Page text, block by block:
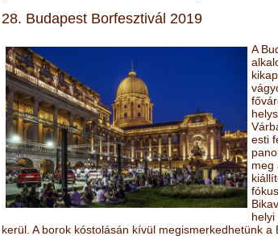
28. Budapest Borfesztivál 2019
A
esti
meg
helyi
kerül. A borok kóstolásán kívül megismerkedhetünk a